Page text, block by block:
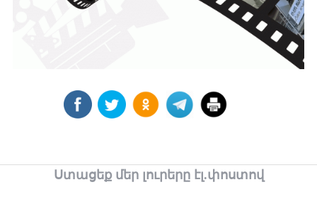
Ստացեք մեր լուրերը էլ.փոստով